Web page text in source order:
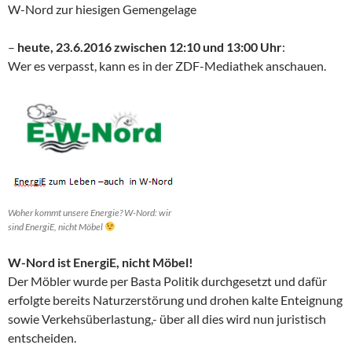
W-Nord zur hiesigen Gemengelage
– heute, 23.6.2016 zwischen 12:10 und 13:00 Uhr:
Wer es verpasst, kann es in der ZDF-Mediathek anschauen.
Woher kommt unsere Energie? W-Nord: wir
sind EnergiE, nicht Möbel
W-Nord ist EnergiE, nicht Möbel!
Der Möbler wurde per Basta Politik durchgesetzt und dafür
erfolgte bereits Naturzerstörung und drohen kalte Enteignung
sowie Verkehsüberlastung,- über all dies wird nun juristisch
entscheiden.